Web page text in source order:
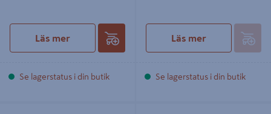
Läs mer
Se lagerstatus i din butik
Läs mer
Se lagerstatus i din butik